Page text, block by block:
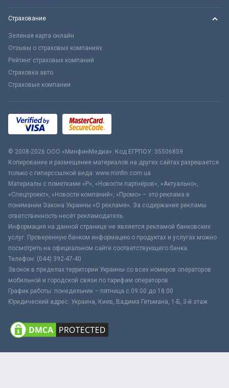
Страхование
Зеленая карта онлайн
Отзывы о страховых компаниях
Рейтинг страховых компаний
Страховка авто
Страховые компании
© 2008-2026 ООО «МинфинМедиа». Код ЕГРПОУ: 35506859
Копирование и размещение материалов на других сайтах разрешается
только с гиперссылкой вида: www.minfin.com.ua
Материалы с пометками «Р», «Новости партнёров», «Актуально»,
«Спецпроект», «Новости компаний», «Промо» – это реклама в
понимании Закона Украины «О рекламе». За содержание рекламы
ответственность несёт рекламодатель.
Информация на данной странице не является рекламой банковских
услуг. Проверенную банком информацию о продуктах и услугах можно
посмотреть на официальном сайте соответствующего банка.
Телефон: (044) 392-47-40
Звонок в пределах территории Украины со всех номеров операторов
мобильной и городской связи по тарифам операторов
График работы: понедельник – пятница с 09:00 до 18:00
Юридический адрес: Украина, Киев, Вадима Гетьмана, 1-Б, 3-й этаж